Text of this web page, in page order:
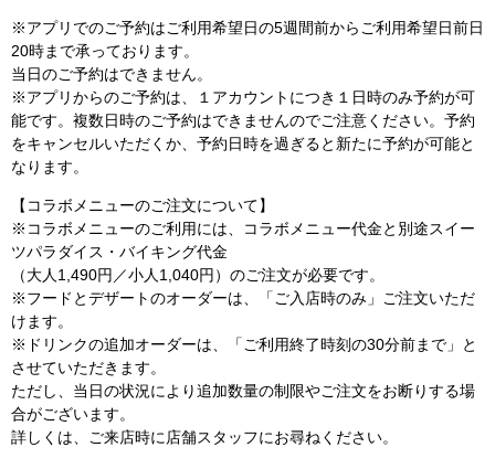
※アプリでのご予約はご利用希望日の5週間前からご利用希望日前日
20時まで承っております。
当日のご予約はできません。
※アプリからのご予約は、１アカウントにつき１日時のみ予約が可
能です。複数日時のご予約はできませんのでご注意ください。予約
をキャンセルいただくか、予約日時を過ぎると新たに予約が可能と
なります。
【コラボメニューのご注文について】
※コラボメニューのご利用には、コラボメニュー代金と別途スイー
ツパラダイス・バイキング代金
（大人1,490円／小人1,040円）のご注文が必要です。
※フードとデザートのオーダーは、「ご入店時のみ」ご注文いただ
けます。
※ドリンクの追加オーダーは、「ご利用終了時刻の30分前まで」と
させていただきます。
ただし、当日の状況により追加数量の制限やご注文をお断りする場
合がございます。
詳しくは、ご来店時に店舗スタッフにお尋ねください。